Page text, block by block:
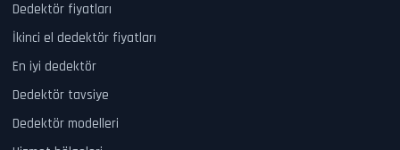
Dedektör fiyatları
İkinci el dedektör fiyatları
En iyi dedektör
Dedektör tavsiye
Dedektör modelleri